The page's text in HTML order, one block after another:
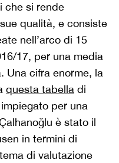
che si rende
qualità, e consiste
nell’arco di 15
17, per una media
Una cifra enorme, la
questa tabella di
per una
è stato il
in termini di
di valutazione